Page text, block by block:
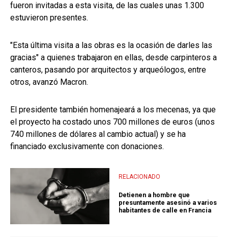
fueron invitadas a esta visita, de las cuales unas 1.300
estuvieron presentes.
"Esta última visita a las obras es la ocasión de darles las
gracias" a quienes trabajaron en ellas, desde carpinteros a
canteros, pasando por arquitectos y arqueólogos, entre
otros, avanzó Macron.
El presidente también homenajeará a los mecenas, ya que
el proyecto ha costado unos 700 millones de euros (unos
740 millones de dólares al cambio actual) y se ha
financiado exclusivamente con donaciones.
RELACIONADO
Detienen a hombre que
presuntamente asesinó a varios
habitantes de calle en Francia